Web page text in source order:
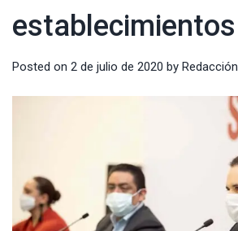
establecimientos
Posted on 2 de julio de 2020 by Redacción